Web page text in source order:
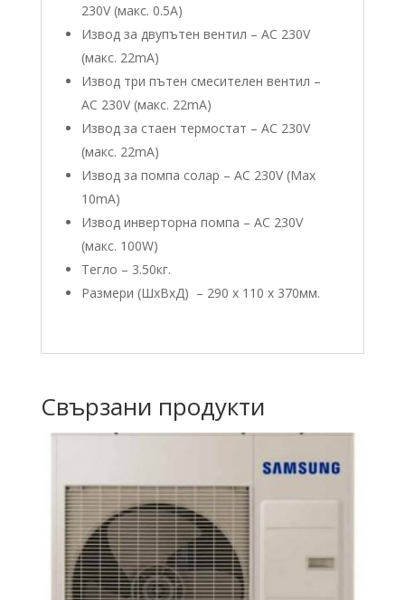
230V (макс. 0.5А)
Извод за двупътен вентил – AC 230V
(макс. 22mA)
Извод три пътен смесителен вентил –
AC 230V (макс. 22mA)
Извод за стаен термостат – AC 230V
(макс. 22mA)
Извод за помпа солар – AC 230V (Max
10mA)
Извод инверторна помпа – AC 230V
(макс. 100W)
Тегло – 3.50кг.
Размери (ШxВxД) – 290 x 110 x 370мм.
Свързани продукти